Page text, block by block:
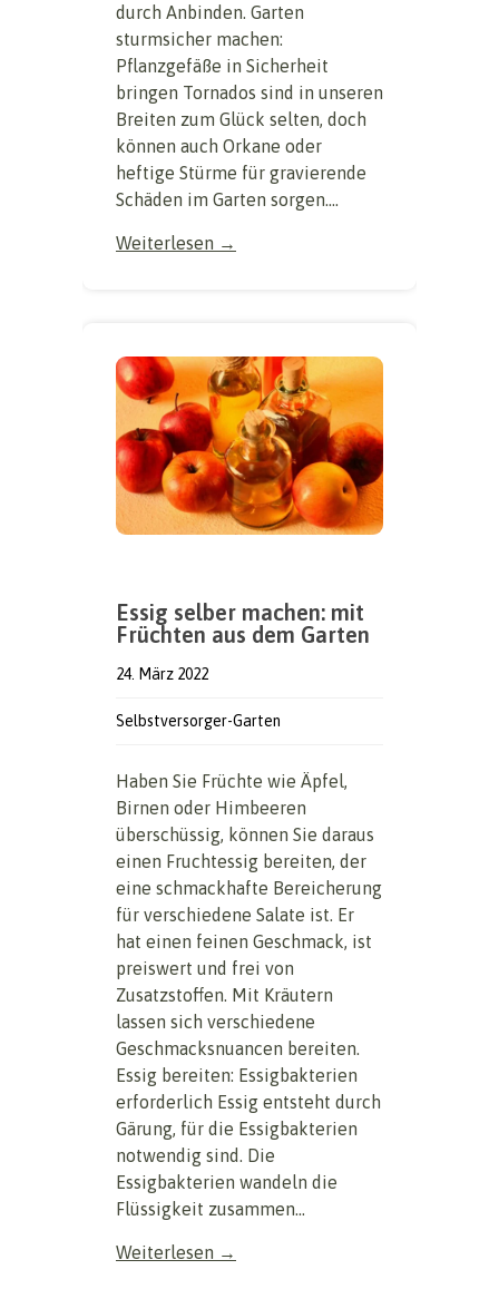
durch Anbinden. Garten
sturmsicher machen:
Pflanzgefäße in Sicherheit
bringen Tornados sind in unseren
Breiten zum Glück selten, doch
können auch Orkane oder
heftige Stürme für gravierende
Schäden im Garten sorgen....
Weiterlesen →
Essig selber machen: mit
Früchten aus dem Garten
24. März 2022
Selbstversorger-Garten
Haben Sie Früchte wie Äpfel,
Birnen oder Himbeeren
überschüssig, können Sie daraus
einen Fruchtessig bereiten, der
eine schmackhafte Bereicherung
für verschiedene Salate ist. Er
hat einen feinen Geschmack, ist
preiswert und frei von
Zusatzstoffen. Mit Kräutern
lassen sich verschiedene
Geschmacksnuancen bereiten. ​
Essig bereiten: Essigbakterien
erforderlich Essig entsteht durch
Gärung, für die Essigbakterien
notwendig sind. Die
Essigbakterien wandeln die
Flüssigkeit zusammen...
Weiterlesen →